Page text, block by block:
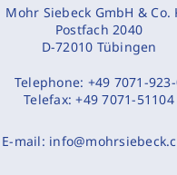
Mohr Siebeck GmbH & Co.
Postfach 2040
D-72010 Tübingen
Telephone: +49 7071-
Telefax:+49 7071-51104
E-mail: